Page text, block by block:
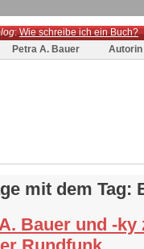
:Wie schreibe ich ein Buch?
Petra A. Bauer Autorin
mit dem Tag:
Bauer und -